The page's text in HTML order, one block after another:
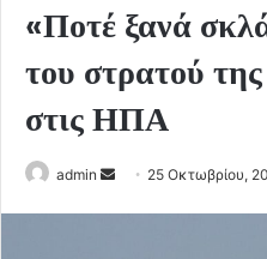
«Ποτέ ξανά
του στρατού
στις ΗΠΑ
admin
Send 25 Οκτωβρίου,